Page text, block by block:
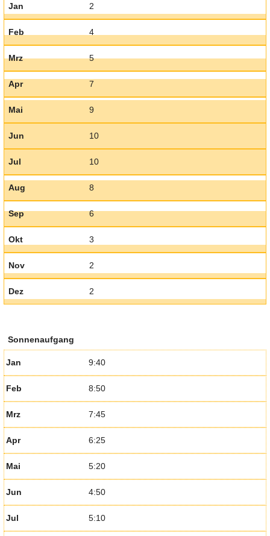
Jan 2
Feb 4
Mrz 5
Apr 7
Mai 9
Jun 10
Jul 10
Aug 8
Sep 6
Okt 3
Nov 2
Dez 2
Sonnenaufgang
Jan 9:40
Feb 8:50
Mrz 7:45
Apr 6:25
Mai 5:20
Jun 4:50
Jul 5:10